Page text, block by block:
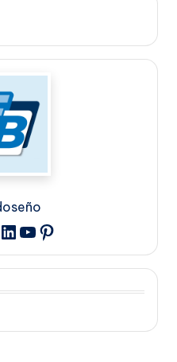
LinkedIn
YouTube
Pinterest